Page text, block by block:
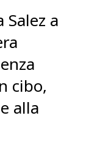
a
cibo,
alla